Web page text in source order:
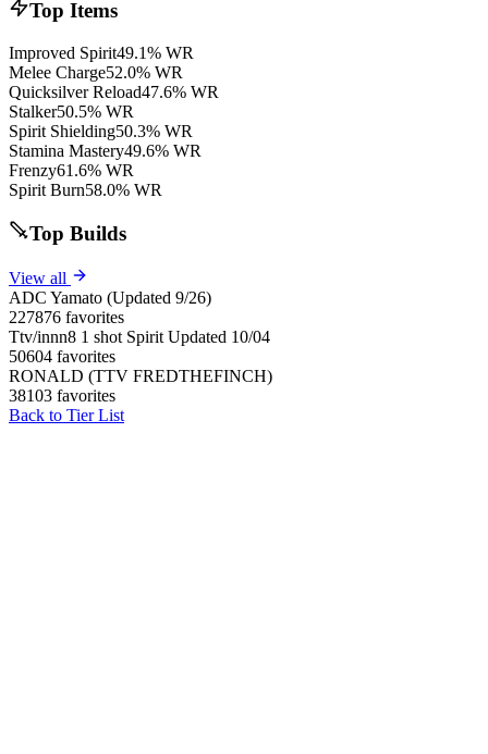
Top Items
Improved Spirit49.1% WR
Melee Charge52.0% WR
Quicksilver Reload47.6% WR
Stalker50.5% WR
Spirit Shielding50.3% WR
Stamina Mastery49.6% WR
Frenzy61.6% WR
Spirit Burn58.0% WR
Top Builds
View all
ADC Yamato (Updated 9/26)
227876 favorites
Ttv/innn8 1 shot Spirit Updated 10/04
50604 favorites
RONALD (TTV FREDTHEFINCH)
38103 favorites
Back to Tier List